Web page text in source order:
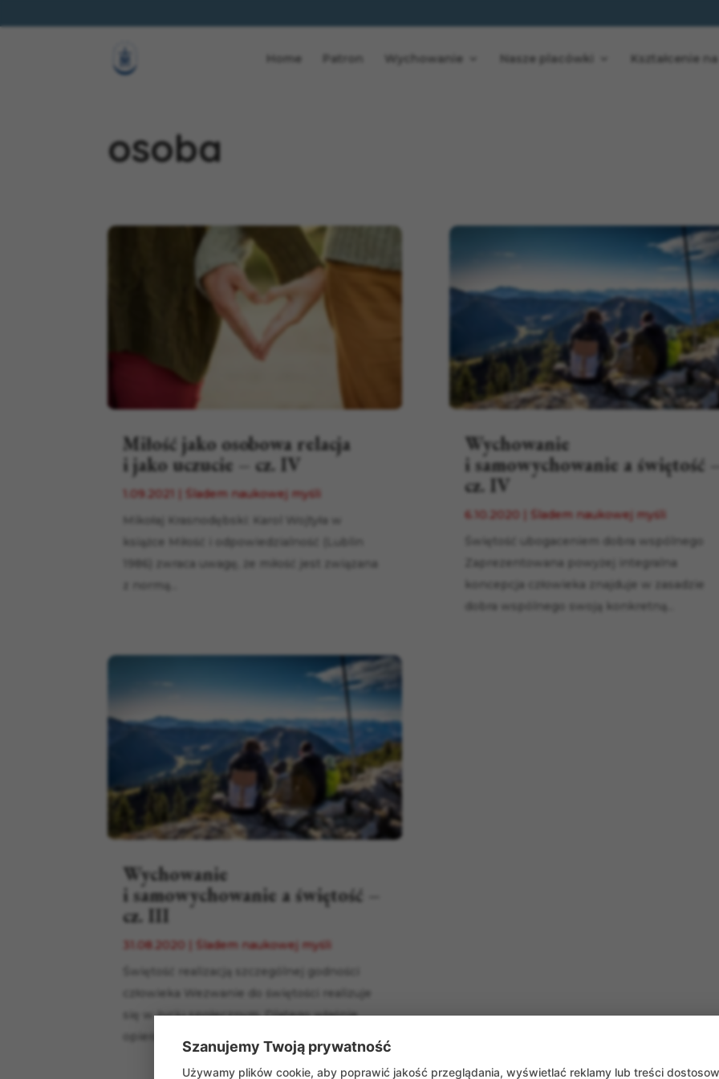
Home Patron Wychowanie Nasze placówki Kształcenie
osoba
Miłość jako osobowa relacja
i jako uczucie – cz. IV
1.09.2021
Śladem naukowej myśli
Mikołaj Krasnodębski: Karol Wojtyła w
książce Miłość i odpowiedzialność (Lublin
1986) zwraca uwagę, że miłość jest związana
z normą...
Wychowanie
i samowychowanie a świętość –
cz. III
31.08.2020
Śladem naukowej myśli
Świętość realizacją szczególnej godności
człowieka Wezwanie do świętości realizuje
się w życiu społecznym. Dlatego właśnie
opiera się ono na...
Wychowanie
i samowychowanie a świętość
cz. IV
6.10.2020
Śladem naukowej myśli
Świętość ubogaceniem dobra wspólnego
Zaprezentowana powyżej integralna
koncepcja człowieka znajduje w zasadzie
dobra wspólnego swoją konkretną...
Szanujemy Twoją prywatność
Używamy plików cookie, aby poprawić jakość przeglądania, wyświetlać reklamy lub treści